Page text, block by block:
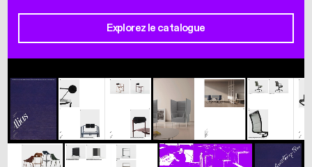
Explorez le catalogue